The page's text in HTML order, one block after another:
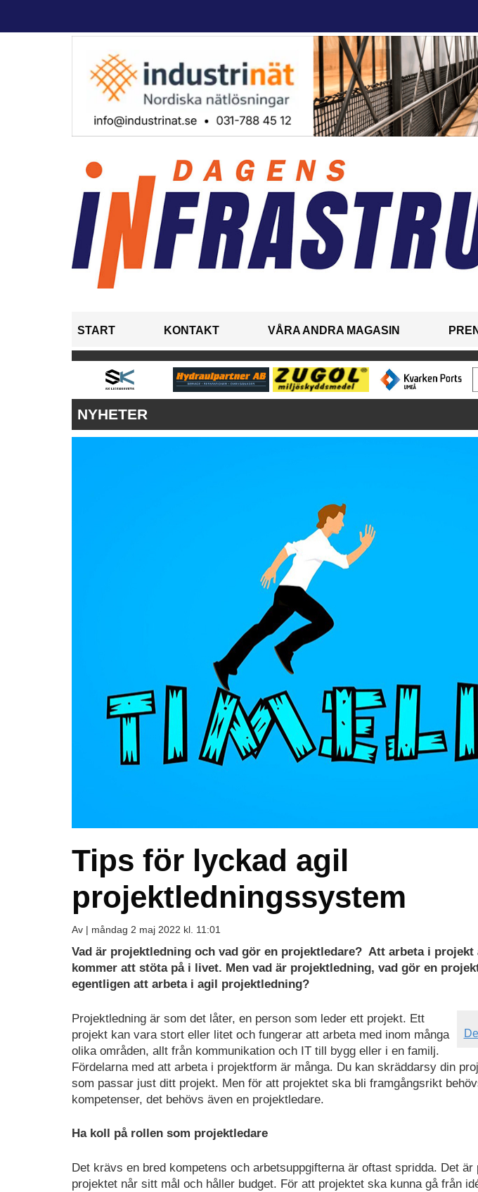
START KONTAKT VÅRA ANDRA MAGASIN
NYHETER
Tips för lyckad agil
projektledningssystem
Av | måndag 2 maj 2022 kl. 11:01
Vad är projektledning och vad gör en projektledare? Att arbeta i
kommer att stöta på i livet. Men vad är projektledning, vad gör en
egentligen att arbeta i agil projektledning?
Projektledning är som det låter, en person som leder ett projekt. Ett
projekt kan vara stort eller litet och fungerar att arbeta med inom många
olika områden, allt från kommunikation och IT till bygg eller i en familj.
Fördelarna med att arbeta i projektform är många. Du kan skräddarsy din
som passar just ditt projekt. Men för att projektet ska bli framgångsrikt
kompetenser, det behövs även en projektledare.
Ha koll på rollen som projektledare
Det krävs en bred kompetens och arbetsuppgifterna är oftast spridda. Det
projektet når sitt mål och håller budget. För att projektet ska kunna gå från